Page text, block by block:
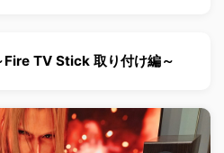
Fire TV Stick 取り付け編～